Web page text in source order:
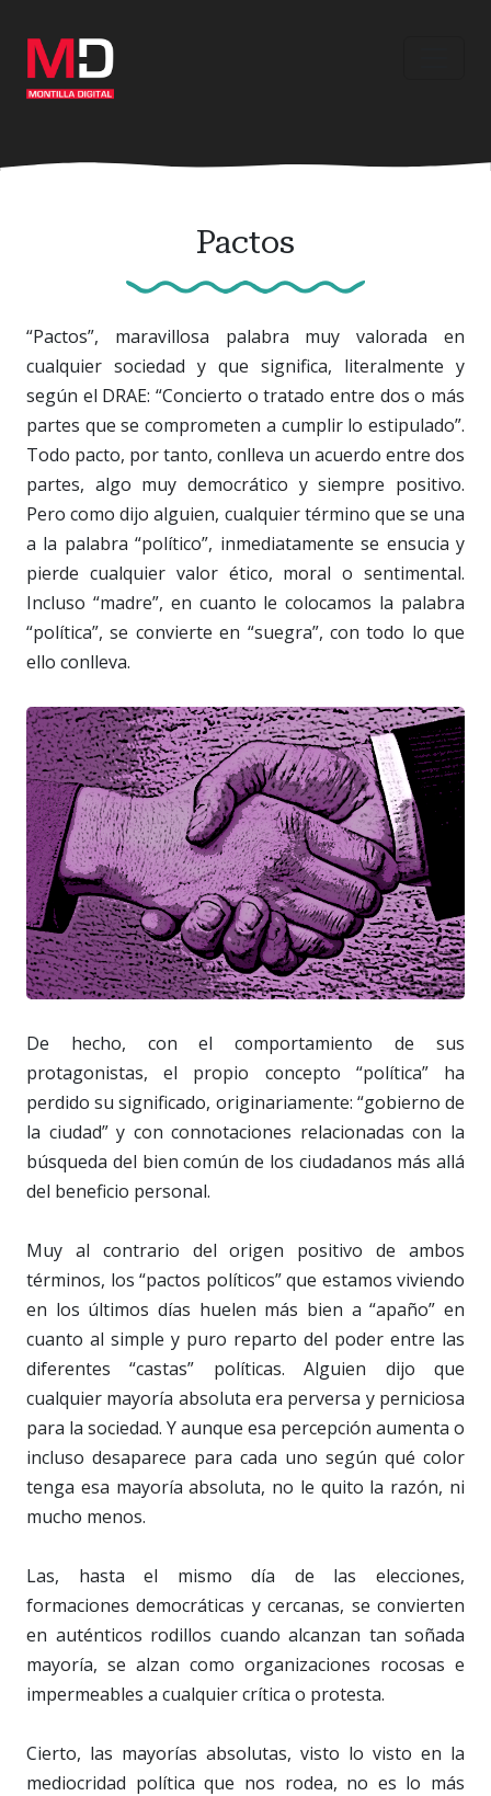
contenido
principal
Pactos
“Pactos”, maravillosa palabra muy valorada en
cualquier sociedad y que significa, literalmente y
según el DRAE: “Concierto o tratado entre dos o más
partes que se comprometen a cumplir lo estipulado”.
Todo pacto, por tanto, conlleva un acuerdo entre dos
partes, algo muy democrático y siempre positivo.
Pero como dijo alguien, cualquier término que se una
a la palabra “político”, inmediatamente se ensucia y
pierde cualquier valor ético, moral o sentimental.
Incluso “madre”, en cuanto le colocamos la palabra
“política”, se convierte en “suegra”, con todo lo que
ello conlleva.
De hecho, con el comportamiento de sus
protagonistas, el propio concepto “política” ha
perdido su significado, originariamente: “gobierno de
la ciudad” y con connotaciones relacionadas con la
búsqueda del bien común de los ciudadanos más allá
del beneficio personal.
Muy al contrario del origen positivo de ambos
términos, los “pactos políticos” que estamos viviendo
en los últimos días huelen más bien a “apaño” en
cuanto al simple y puro reparto del poder entre las
diferentes “castas” políticas. Alguien dijo que
cualquier mayoría absoluta era perversa y perniciosa
para la sociedad. Y aunque esa percepción aumenta o
incluso desaparece para cada uno según qué color
tenga esa mayoría absoluta, no le quito la razón, ni
mucho menos.
Las, hasta el mismo día de las elecciones,
formaciones democráticas y cercanas, se convierten
en auténticos rodillos cuando alcanzan tan soñada
mayoría, se alzan como organizaciones rocosas e
impermeables a cualquier crítica o protesta.
Cierto, las mayorías absolutas, visto lo visto en la
mediocridad política que nos rodea, no es lo más